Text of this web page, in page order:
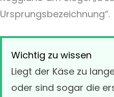
Ursprungsbezeichnung“.
Wichtig zu wissen
Liegt der Käse zu
oder sind sogar die